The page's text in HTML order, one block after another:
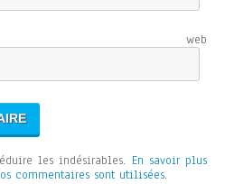
web
les indésirables. En savoir plus
commentaires sont utilisées.